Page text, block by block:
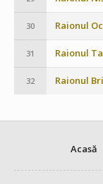
30 Raionul
31 Raionul
32 Raionul
Acasă